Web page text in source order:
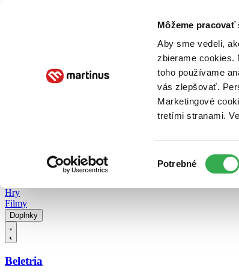
Môžeme
Aby sme vedeli,
zbierame cookies.
toho používame
vás zlepšovať.
Marketingové
tretími stranami.
súhlasu
Potrebné
Poukážky
Hry
Filmy
Doplnky
Beletria